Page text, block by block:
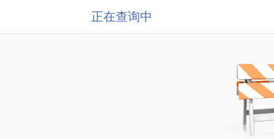
正在查询中